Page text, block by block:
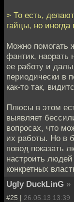
> То есть,
гайцы, но
Можно помогать
фантик, наорать
ее работу и
периодически в
как-то так,
Плюсы в этом
выявляет
вопросах, что
их работы. Но в
повод показать
настроить
конкретных
Ugly DuckLinG »
#25 | 26.05.13 13:39